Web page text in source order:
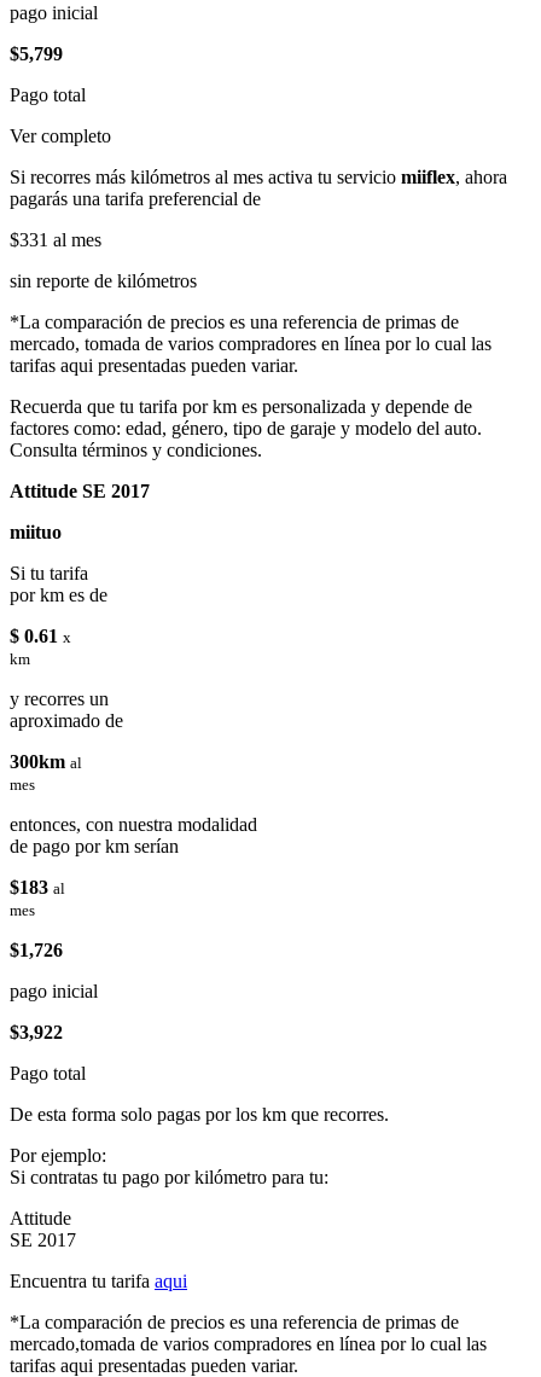
pago inicial
$5,799
Pago total
Ver completo
Si recorres más kilómetros al mes activa tu servicio miiflex, ahora
pagarás una tarifa preferencial de
$331 al mes
sin reporte de kilómetros
*La comparación de precios es una referencia de primas de
mercado, tomada de varios compradores en línea por lo cual las
tarifas aqui presentadas pueden variar.
Recuerda que tu tarifa por km es personalizada y depende de
factores como: edad, género, tipo de garaje y modelo del auto.
Consulta términos y condiciones.
Attitude SE 2017
miituo
Si tu tarifa
por km es de
$ 0.61 x
km
y recorres un
aproximado de
300km al
mes
entonces, con nuestra modalidad
de pago por km serían
$183 al
mes
$1,726
pago inicial
$3,922
Pago total
De esta forma solo pagas por los km que recorres.
Por ejemplo:
Si contratas tu pago por kilómetro para tu:
Attitude
SE 2017
Encuentra tu tarifa aqui
*La comparación de precios es una referencia de primas de
mercado,tomada de varios compradores en línea por lo cual las
tarifas aqui presentadas pueden variar.